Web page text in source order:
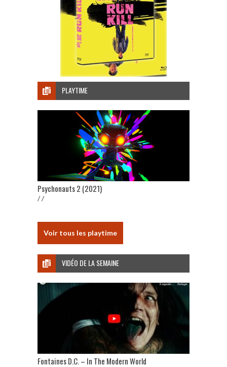
PLAYTIME
Psychonauts 2 (2021)
/ /
Voir tous les playtime
VIDÉO DE LA SEMAINE
Fontaines D.C. – In The Modern World